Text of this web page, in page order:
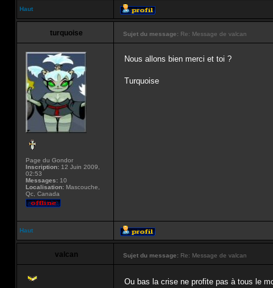
Haut
turquoise Sujet du message: Re: Message de valcan
Page du Gondor
Inscription: 12 Juin 2009,
02:53
Messages: 10
Localisation: Mascouche,
Qc, Canada
Nous allons bien merci et toi ?
Turquoise
Haut
valcan Sujet du message: Re: Message de valcan
Ou bas la crise ne profite pas à tous le